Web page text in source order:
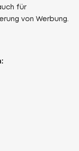
für
von Werbung.